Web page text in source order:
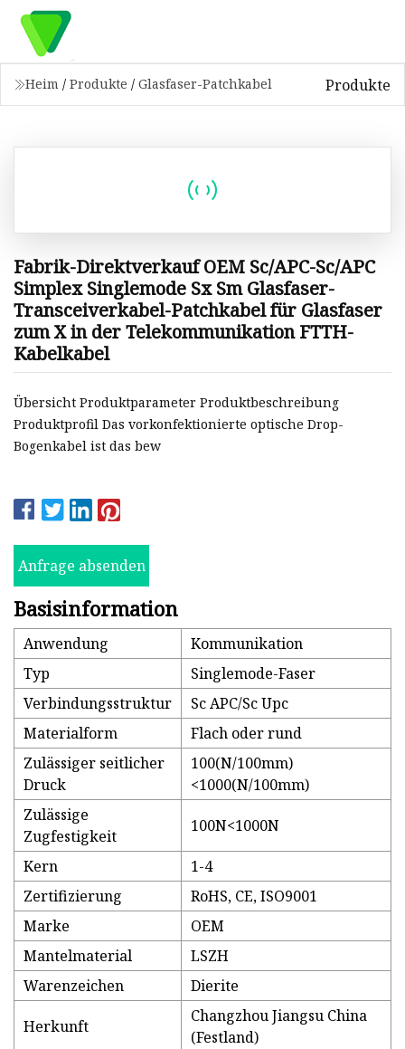
Heim / Produkte / Glasfaser-Patchkabel Produkte
Fabrik-Direktverkauf OEM Sc/APC-Sc/APC
Simplex Singlemode Sx Sm Glasfaser-
Transceiverkabel-Patchkabel für Glasfaser
zum X in der Telekommunikation FTTH-
Kabelkabel
Übersicht Produktparameter Produktbeschreibung
Produktprofil Das vorkonfektionierte optische Drop-
Bogenkabel ist das bew
Anfrage absenden
Basisinformation
Anwendung
Kommunikation
Typ
Singlemode-Faser
Verbindungsstruktur
Sc APC/Sc Upc
Materialform
Flach oder rund
Zulässiger seitlicher
Druck
100(N/100mm)
<1000(N/100mm)
Zulässige
Zugfestigkeit
100N<1000N
Kern
1-4
Zertifizierung
RoHS, CE, ISO9001
Marke
OEM
Mantelmaterial
LSZH
Warenzeichen
Dierite
Herkunft
Changzhou Jiangsu China
(Festland)